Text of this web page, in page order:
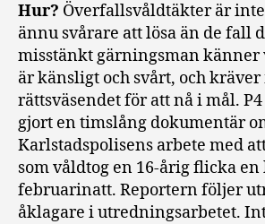
Hur? Överfallsvåldtäkter är
ännu svårare att lösa än de fall
misstänkt gärningsman känner
är känsligt och svårt, och
rättsväsendet för att nå i mål.
gjort en timslång dokumentär
Karlstadspolisens arbete med
som våldtog en 16-årig flicka
februarinatt. Reportern följer
åklagare i utredningsarbetet.